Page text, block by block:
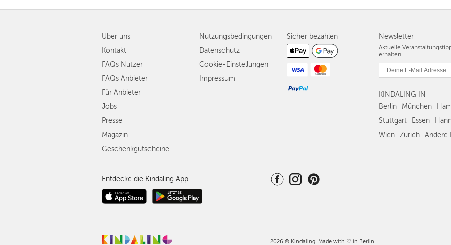
Newsletter
Aktuelle
erhalten.
KINDALING IN
Berlin
München
Stuttgart
Essen
Wien
Zürich Andere
Über uns
Kontakt
FAQs Nutzer
FAQs Anbieter
Für Anbieter
Jobs
Presse
Magazin
Geschenkgutscheine
Nutzungsbedingungen
Datenschutz
Cookie-Einstellungen
Impressum
Sicher bezahlen
Entdecke die Kindaling App
2026 © Kindaling. Made with ♡ in Berlin.